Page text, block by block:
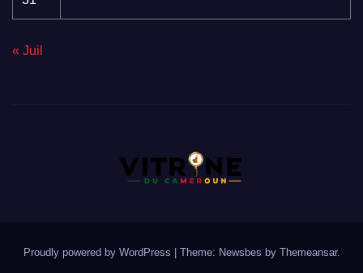
« Juil
Proudly powered by WordPress | Theme: Newsbes by Themeansar.